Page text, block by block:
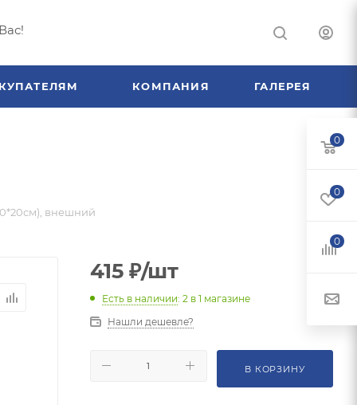
КОМПАНИЯ ГАЛЕРЕЯ
внешний
415 ₽/шт
Есть в наличии: 2 в 1 магазине
Нашли дешевле?
В КОРЗИНУ
0
0
0